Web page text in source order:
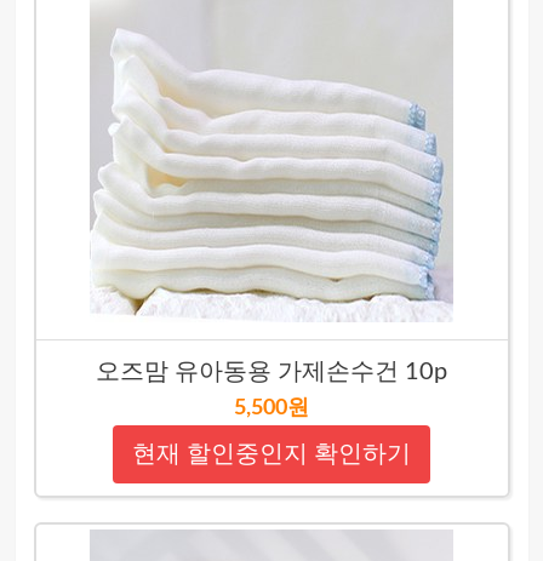
오즈맘 유아동용 가제손수건 10p
5,500원
현재 할인중인지 확인하기